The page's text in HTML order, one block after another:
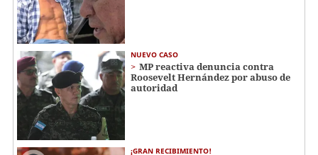
NUEVO CASO
MP reactiva denuncia contra
Roosevelt Hernández por abuso de
autoridad
¡GRAN RECIBIMIENTO!